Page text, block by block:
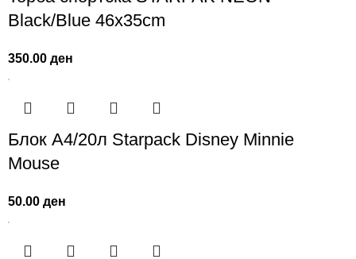
Black/Blue 46х35cm
350.00ден
Блок А4/20л Starpack Disney Minnie
Mouse
50.00ден